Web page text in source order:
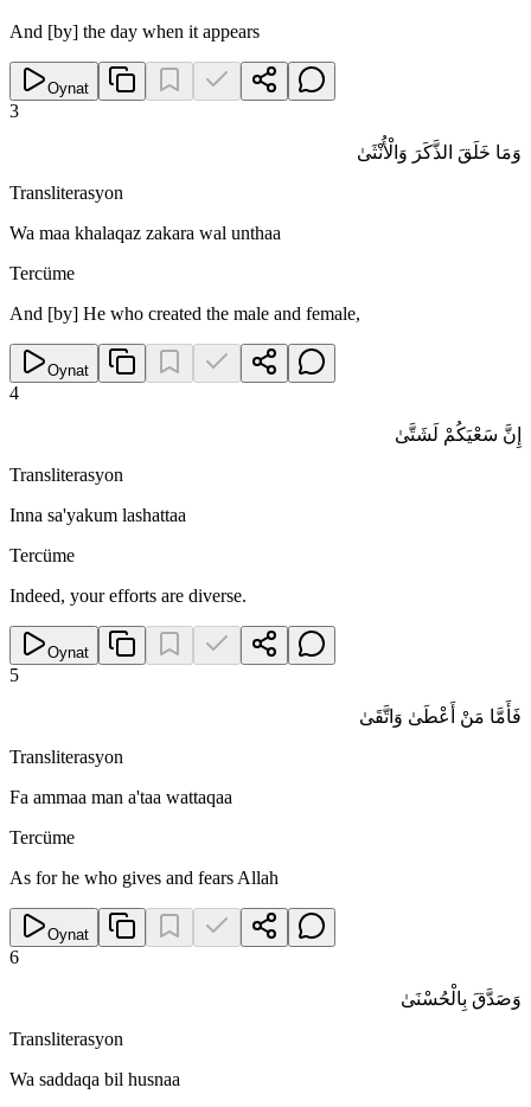
And [by] the day when it appears
Oynat
3
وَمَا خَلَقَ الذَّكَرَ وَالْأُنْثَىٰ
Transliterasyon
Wa maa khalaqaz zakara wal unthaa
Tercüme
And [by] He who created the male and female,
Oynat
4
إِنَّ سَعْيَكُمْ لَشَتَّىٰ
Transliterasyon
Inna sa'yakum lashattaa
Tercüme
Indeed, your efforts are diverse.
Oynat
5
فَأَمَّا مَنْ أَعْطَىٰ وَاتَّقَىٰ
Transliterasyon
Fa ammaa man a'taa wattaqaa
Tercüme
As for he who gives and fears Allah
Oynat
6
وَصَدَّقَ بِالْحُسْنَىٰ
Transliterasyon
Wa saddaqa bil husnaa